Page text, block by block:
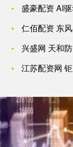
盛豪配资 AI驱
仁佰配资 东风
兴盛网 天和
江苏配资网 钜